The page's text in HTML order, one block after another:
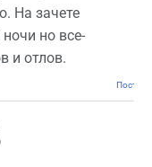
На зачете
но все-
и отлов.